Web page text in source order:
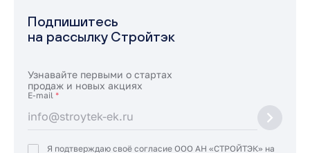
Подпишитесь
на рассылку Стройтэк
Узнавайте первыми о стартах
продаж и новых акциях
E-mail *
Я подтверждаю своё согласие ООО АН «СТРОЙТЭК» на